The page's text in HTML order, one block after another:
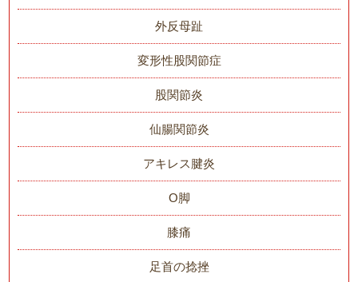
外反母趾
変形性股関節症
股関節炎
仙腸関節炎
アキレス腱炎
O脚
膝痛
足首の捻挫